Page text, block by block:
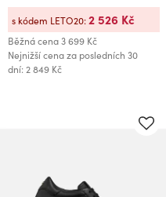
Běžná cena3 699 Kč
Nejnižší cena za posledních 30
dní: 2 849 Kč
s kódem LETO20:2 526 Kč